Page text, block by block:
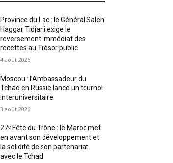
Province du Lac : le Général Saleh
Haggar Tidjani exige le
reversement immédiat des
recettes au Trésor public
4 août 2026
Moscou : l’Ambassadeur du
Tchad en Russie lance un tournoi
interuniversitaire
3 août 2026
27ᵉ Fête du Trône : le Maroc met
en avant son développement et
la solidité de son partenariat
avec le Tchad